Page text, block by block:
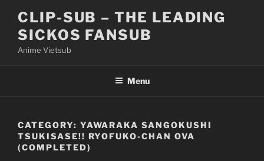
content
CLIP-SUB – THE LEADING
SICKOS FANSUB
Anime Vietsub
Menu
CATEGORY: YAWARAKA SANGOKUSHI
TSUKISASE!! RYOFUKO-CHAN OVA
(COMPLETED)